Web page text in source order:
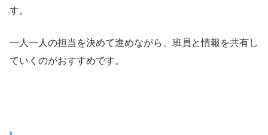
す。
一人一人の担当を決めて進めながら、班員と情報を共有し
ていくのがおすすめです。